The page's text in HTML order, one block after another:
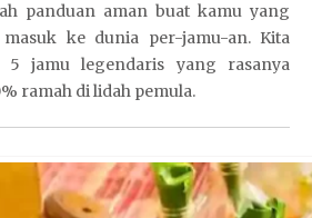
l
s
t
u
o
panduan aman buat kamu yang
ke dunia per-jamu-an. Kita
5 jamu legendaris yang rasanya
ramah di lidah pemula.